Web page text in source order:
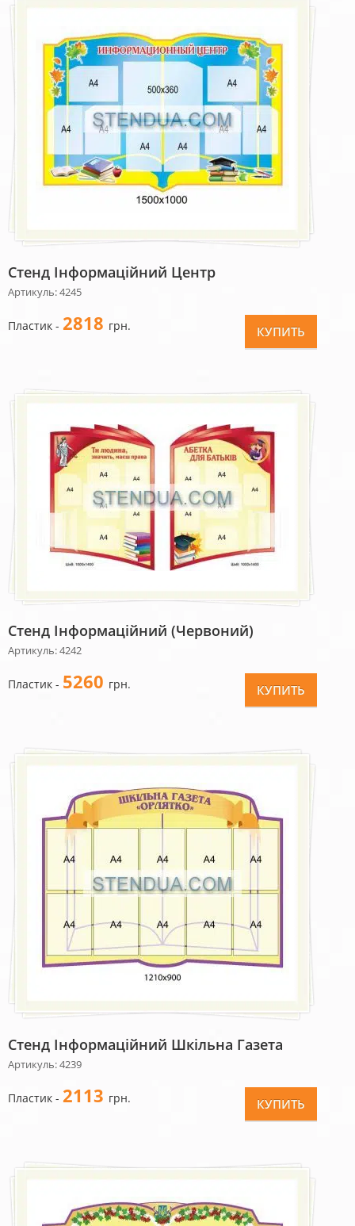
Стенд Інформаційний Центр
Артикуль: 4245
Пластик - 2818 грн. КУПИТЬ
Стенд Інформаційний (червоний)
Артикуль: 4242
Пластик - 5260 грн. КУПИТЬ
Стенд Інформаційний Шкільна Газета
Артикуль: 4239
Пластик - 2113 грн. КУПИТЬ